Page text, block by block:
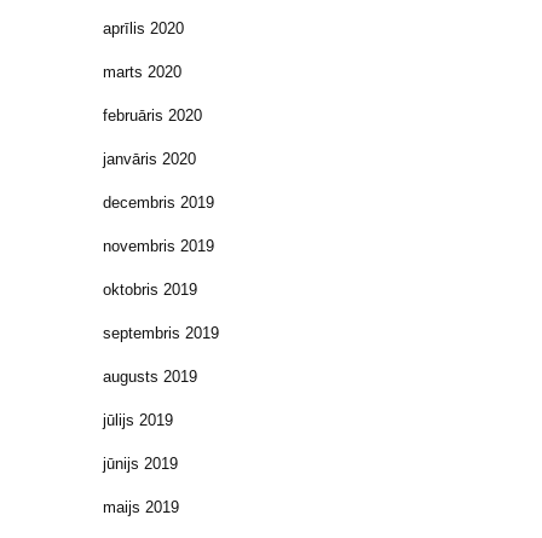
aprīlis 2020
marts 2020
februāris 2020
janvāris 2020
decembris 2019
novembris 2019
oktobris 2019
septembris 2019
augusts 2019
jūlijs 2019
jūnijs 2019
maijs 2019